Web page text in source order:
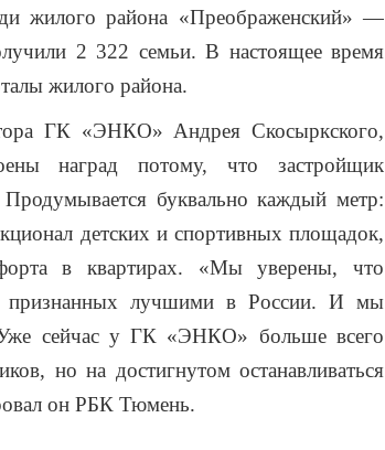
жилого района «Преображенский» —
2 322 семьи. В настоящее время
жилого района.
ГК «ЭНКО» Андрея Скосыркского,
наград потому, что застройщик
буквально каждый метр:
детских и спортивных площадок,
в квартирах. «Мы уверены, что
лучшими в России. И мы
сейчас у ГК «ЭНКО» больше всего
но на достигнутом останавливаться
он РБК Тюмень.